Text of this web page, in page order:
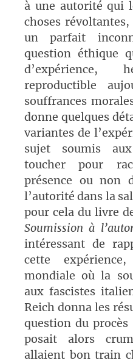
à une autorité qui
choses
un parfait
question éthique
d’expérience,
reproductible
souffrances
donne quelques
variantes de
sujet soumis
toucher pour
présence ou non
l’autorité dans la
pour cela du livre
Soumission à
intéressant de
cette
mondiale où la
aux fascistes
Reich donna les
question du procès
posait alors
allaient bon train